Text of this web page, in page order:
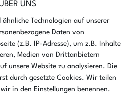
UNS
GMBH
8a
Borken
Montag - Donnerstag
- 16:00 Uhr
Technologien auf unserer
Daten von
(z.B. IP-Adresse), um z.B. Inhalte
Medien von Drittanbietern
unsere Website zu analysieren. Die
durch gesetzte Cookies. Wir teilen
in den Einstellungen benennen.